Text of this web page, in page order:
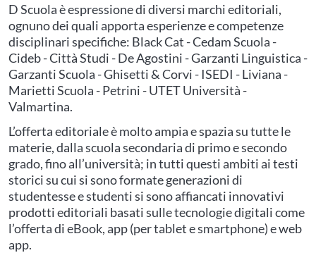
D Scuola è espressione di diversi marchi editoriali,
ognuno dei quali apporta esperienze e competenze
disciplinari specifiche: Black Cat - Cedam Scuola -
Cideb - Città Studi - De Agostini - Garzanti Linguistica -
Garzanti Scuola - Ghisetti & Corvi - ISEDI - Liviana -
Marietti Scuola - Petrini - UTET Università -
Valmartina.
L’offerta editoriale è molto ampia e spazia su tutte le
materie, dalla scuola secondaria di primo e secondo
grado, fino all’università; in tutti questi ambiti ai testi
storici su cui si sono formate generazioni di
studentesse e studenti si sono affiancati innovativi
prodotti editoriali basati sulle tecnologie digitali come
l’offerta di eBook, app (per tablet e smartphone) e web
app.